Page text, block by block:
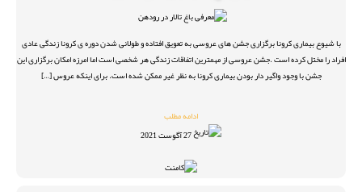
با شیوع بیماری کرونا برگزاری جشن های عروسی به تعویق افتاده و طولانی شدن دوره ی کرونا زندگی عادی
افراد را مختل کرده است .جشن عروسی از مهمترین اتفاقات زندگی هر شخصی است اما امرزه امکان برگزاری این
جشن با وجود واگیر دار بودن بیماری کرونا به نظر غیر ممکن شده است. برای اینکه عروس […]
ادامه مطلب
27 آگوست 2021